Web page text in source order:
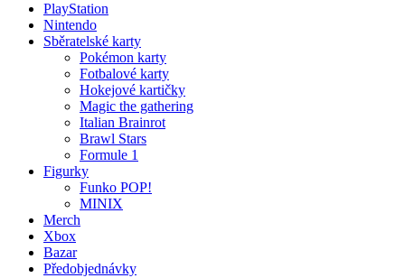
PlayStation
Nintendo
Sběratelské karty
Pokémon karty
Fotbalové karty
Hokejové kartičky
Magic the gathering
Italian Brainrot
Brawl Stars
Formule 1
Figurky
Funko POP!
MINIX
Merch
Xbox
Bazar
Předobjednávky